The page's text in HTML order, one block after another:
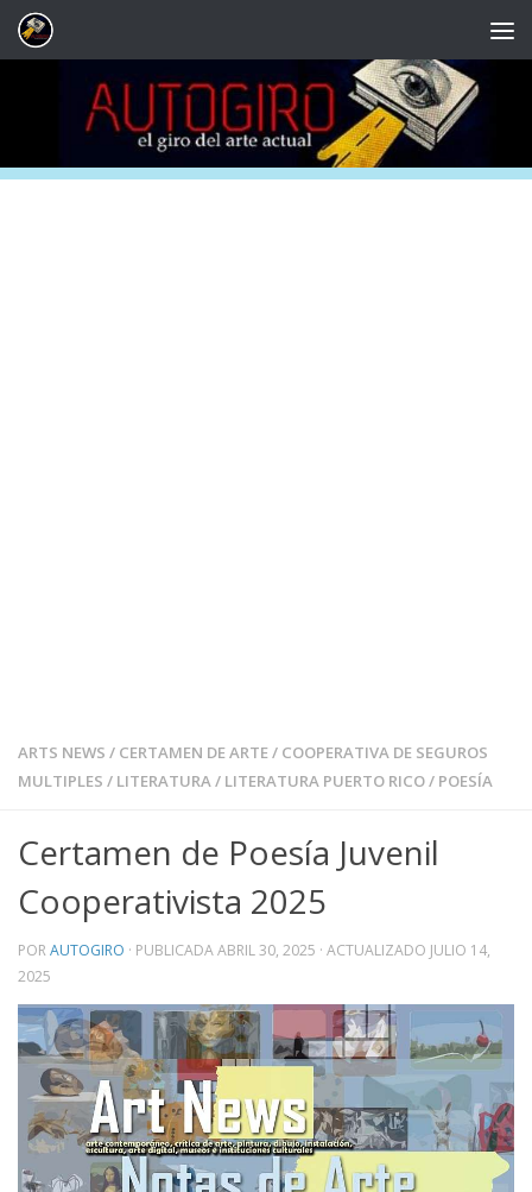
Saltar al contenido
ARTS NEWS / CERTAMEN DE ARTE/ COOPERATIVA DE SEGUROS
MULTIPLES / LITERATURA/ LITERATURA PUERTO RICO/ POESÍA
Certamen de Poesía Juvenil
Cooperativista 2025
PORAUTOGIRO · PUBLICADAABRIL 30, 2025 · ACTUALIZADO JULIO 14,
2025